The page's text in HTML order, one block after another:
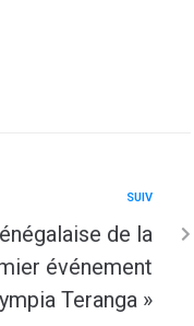
SUIV
de la
événement
Teranga »